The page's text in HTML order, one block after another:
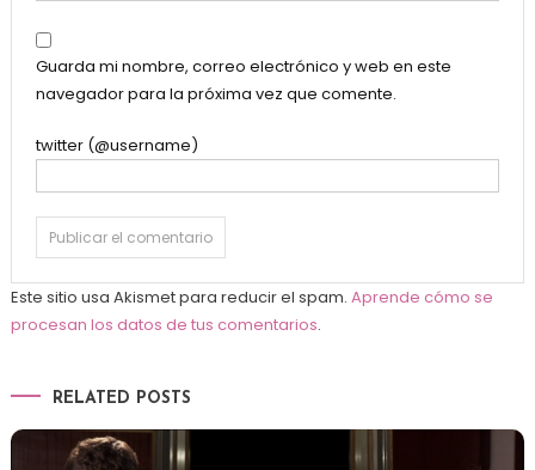
Guarda mi nombre, correo electrónico y web en este
navegador para la próxima vez que comente.
twitter (@username)
Este sitio usa Akismet para reducir el spam. Aprende cómo se
procesan los datos de tus comentarios.
RELATED POSTS